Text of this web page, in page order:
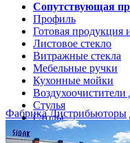
Сопутствующая
Профиль
Готовая продукция
Листовое стекло
Витражные стекла
Мебельные ручки
Кухонные мойки
Воздухоочистители
Стулья
Столы
Кухонные
Фабрика Дистрибьюторы